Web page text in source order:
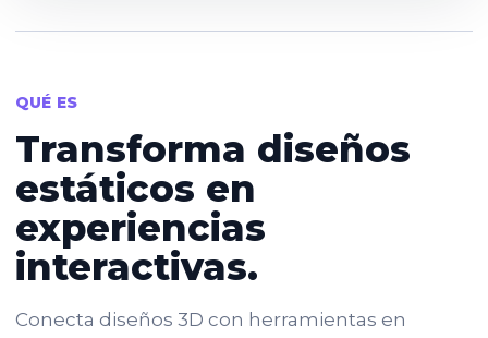
QUÉ ES
Transforma diseños
estáticos en
experiencias
interactivas.
Conecta diseños 3D con herramientas en